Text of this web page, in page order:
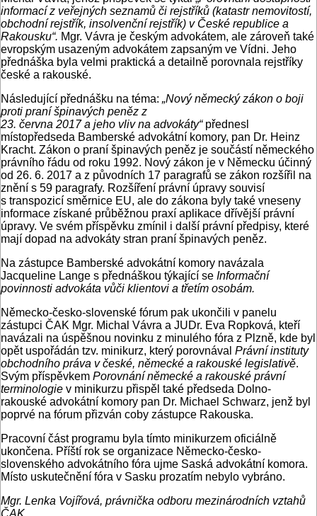
informací z veřejných seznamů či rejstříků (katastr nemovitostí,
obchodní rejstřík, insolvenční rejstřík) v České republice a
Rakousku“. Mgr. Vávra je českým advokátem, ale zároveň také
evropským usazeným advokátem zapsaným ve Vídni. Jeho
přednáška byla velmi praktická a detailně porovnala rejstříky
české a rakouské.
Následující přednášku na téma: „Nový německý zákon o boji
proti praní špinavých peněz z
23. června 2017 a jeho vliv na advokáty“přednesl
místopředseda Bamberské advokátní komory, pan Dr. Heinz
Kracht. Zákon o praní špinavých peněz je součástí německého
právního řádu od roku 1992. Nový zákon je v Německu účinný
od 26. 6. 2017 a z původních 17 paragrafů se zákon rozšířil na
znění s 59 paragrafy. Rozšíření právní úpravy souvisí
s transpozicí směrnice EU, ale do zákona byly také vneseny
informace získané průběžnou praxí aplikace dřívější právní
úpravy. Ve svém příspěvku zmínil i další právní předpisy, které
mají dopad na advokáty stran praní špinavých peněz.
Na zástupce Bamberské advokátní komory navázala
Jacqueline Lange s přednáškou týkající se Informační
povinnosti advokáta vůči klientovi a třetím osobám.
Německo-česko-slovenské fórum pak ukončili v panelu
zástupci ČAK Mgr. Michal Vávra a JUDr. Eva Ropková, kteří
navázali na úspěšnou novinku z minulého fóra z Plzně, kde byl
opět uspořádán tzv. minikurz, který porovnával Právní instituty
obchodního práva v české, německé a rakouské legislativě.
Svým příspěvkem Porovnání německé a rakouské právní
terminologie v minikurzu přispěl také předseda Dolno-
rakouské advokátní komory pan Dr. Michael Schwarz, jenž byl
poprvé na fórum přizván coby zástupce Rakouska.
Pracovní část programu byla tímto minikurzem oficiálně
ukončena. Příští rok se organizace Německo-česko-
slovenského advokátního fóra ujme Saská advokátní komora.
Místo uskutečnění fóra v Sasku prozatím nebylo vybráno.
Mgr. Lenka Vojířová, právnička odboru mezinárodních vztahů
ČAK